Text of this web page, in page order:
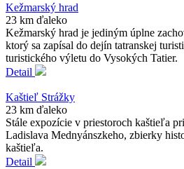
Kežmarský hrad
23 km ďaleko
Kežmarský hrad je jediným úplne
ktorý sa zapísal do dejín tatranskej
turistického výletu do Vysokých Tatier.
Detail
Kaštieľ Strážky
23 km ďaleko
Stále expozície v priestoroch kaštieľa
Ladislava Mednyánszkeho, zbierky
kaštieľa.
Detail